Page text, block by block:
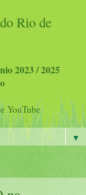
Rio de
2023 / 2025
YouTube
▼